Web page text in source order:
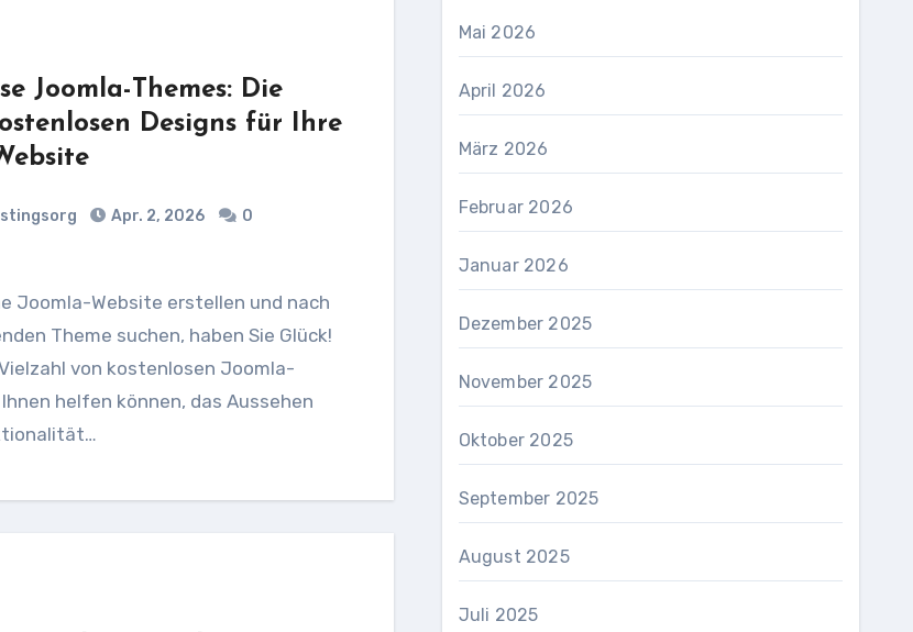
Joomla-Themes: Die
Designs für Ihre
Apr. 2, 2026
0
Theme suchen, haben Sie Glück!
von kostenlosen Joomla-
helfen können, das Aussehen
Mai 2026
April 2026
März 2026
Februar 2026
Januar 2026
Dezember 2025
November 2025
Oktober 2025
September 2025
August 2025
Juli 2025